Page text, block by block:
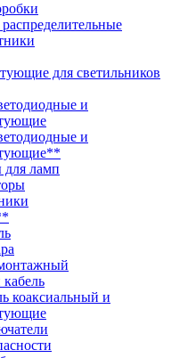
для светильников
и
и
ламп
коаксиальный и